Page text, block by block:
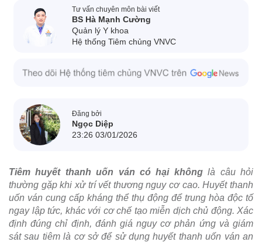
Tư vấn chuyên môn bài viết
BS Hà Mạnh Cường
Quản lý Y khoa
Hệ thống Tiêm chủng VNVC
Đăng bởi
Ngọc Diệp
23:26 03/01/2026
Tiêm huyết thanh uốn ván có hại khônglà câu hỏi
thường gặp khi xử trí vết thương nguy cơ cao. Huyết thanh
uốn ván cung cấp kháng thể thụ động để trung hòa độc tố
ngay lập tức, khác với cơ chế tạo miễn dịch chủ động. Xác
định đúng chỉ định, đánh giá nguy cơ phản ứng và giám
sát sau tiêm là cơ sở để sử dụng huyết thanh uốn ván an